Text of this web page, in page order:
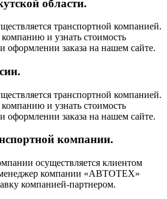
области.
транспортной компанией.
и узнать стоимость
оформлении заказа на нашем сайте.
транспортной компанией.
и узнать стоимость
оформлении заказа на нашем сайте.
компании.
осуществляется клиентом
менеджер компании «АВТОТЕХ»
компанией-партнером.